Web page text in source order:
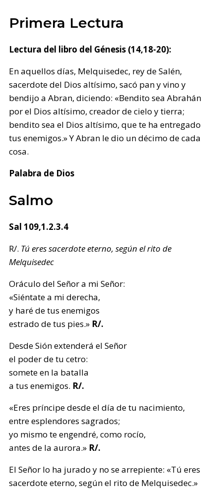
Primera Lectura
Lectura del libro del Génesis (14,18-20):
En aquellos días, Melquisedec, rey de Salén,
sacerdote del Dios altísimo, sacó pan y vino y
bendijo a Abran, diciendo: «Bendito sea Abrahán
por el Dios altísimo, creador de cielo y tierra;
bendito sea el Dios altísimo, que te ha entregado
tus enemigos.» Y Abran le dio un décimo de cada
cosa.
Palabra de Dios
Salmo
Sal 109,1.2.3.4
R/. Tú eres sacerdote eterno, según el rito de
Melquisedec
Oráculo del Señor a mi Señor:
«Siéntate a mi derecha,
y haré de tus enemigos
estrado de tus pies.» R/.
Desde Sión extenderá el Señor
el poder de tu cetro:
somete en la batalla
a tus enemigos. R/.
«Eres príncipe desde el día de tu nacimiento,
entre esplendores sagrados;
yo mismo te engendré, como rocío,
antes de la aurora.» R/.
El Señor lo ha jurado y no se arrepiente: «Tú eres
sacerdote eterno, según el rito de Melquisedec.»